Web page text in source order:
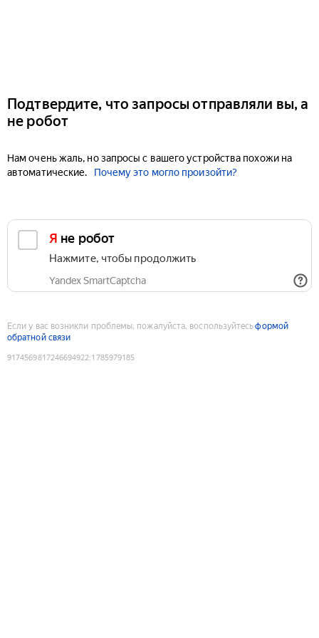
Подтвердите, что запросы отправляли вы, а
не робот
Нам очень жаль, но запросы с вашего устройства похожи на
автоматические.
Почему это могло произойти?
Я не робот
Нажмите, чтобы продолжить
Yandex SmartCaptcha
Если у вас возникли проблемы, пожалуйста, воспользуйтесьформой
обратной связи
9174569817246694922:1785979185